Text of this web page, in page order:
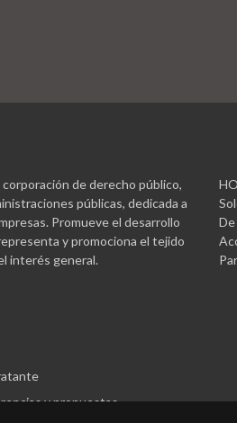
de derecho público,
públicas, dedicada a
Promueve el desarrollo
y promociona el tejido
interés general.
y propuestas